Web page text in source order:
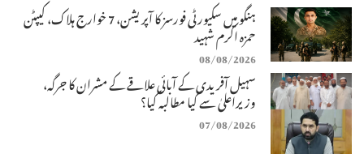
ہنگو میں سکیورٹی فورسز کا آپریشن، 7 خوارج ہلاک، کیپٹن
حمزہ اکرم شہید
08/08/2026
سہیل آفریدی کے آبائی علاقے کے مشران کا جرگہ،
وزیراعلیٰ سے کیا مطالبہ کیا؟
07/08/2026